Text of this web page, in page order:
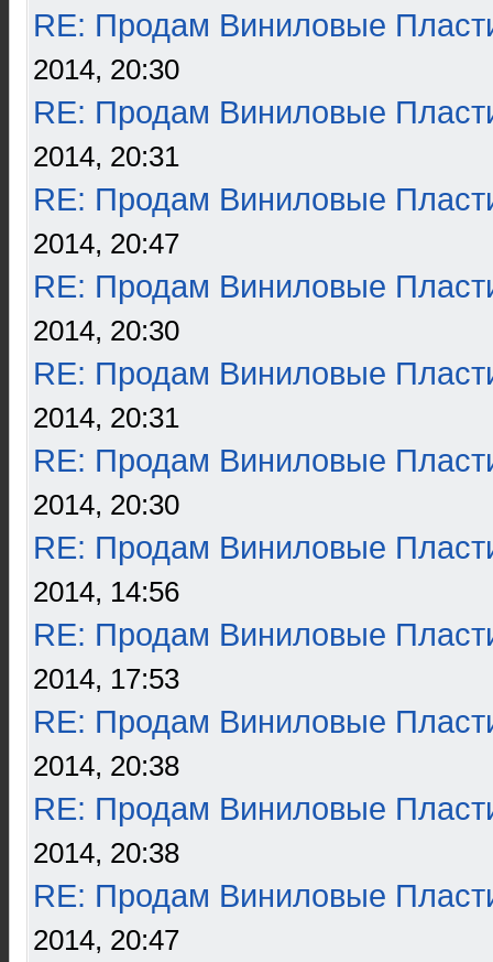
RE: Продам Виниловые
2014, 20:30
RE: Продам Виниловые
2014, 20:31
RE: Продам Виниловые
2014, 20:47
RE: Продам Виниловые
2014, 20:30
RE: Продам Виниловые
2014, 20:31
RE: Продам Виниловые
2014, 20:30
RE: Продам Виниловые
2014, 14:56
RE: Продам Виниловые
2014, 17:53
RE: Продам Виниловые
2014, 20:38
RE: Продам Виниловые
2014, 20:38
RE: Продам Виниловые
2014, 20:47